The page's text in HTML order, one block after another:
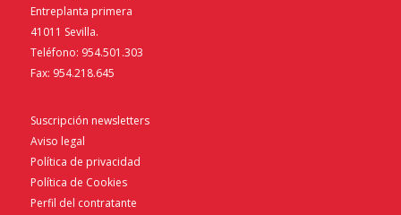
Entreplanta primera
41011 Sevilla.
Teléfono: 954.501.303
Fax: 954.218.645
Suscripción newsletters
Aviso legal
Política de privacidad
Política de Cookies
Perfil del contratante